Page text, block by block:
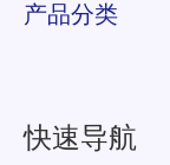
产品分类
快速导航